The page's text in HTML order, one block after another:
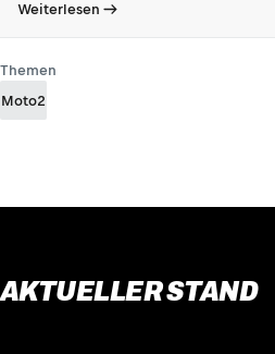
Weiterlesen
Themen
Moto2
AKTUELLER STAND